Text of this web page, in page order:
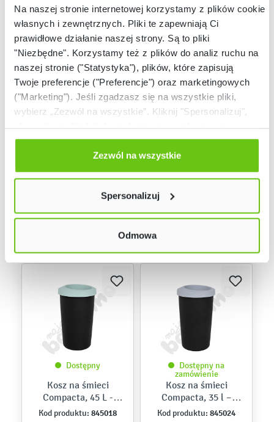
Na naszej stronie internetowej korzystamy z plików cookie:
własnych i zewnętrznych. Pliki te zapewniają Ci
prawidłowe działanie naszej strony. Są to pliki
"Niezbędne". Korzystamy też z plików do analiz ruchu na
naszej stronie ("Statystyka"), plików, które zapisują
Twoje preferencje ("Preferencje") oraz marketingowych
("Marketing"). Jeśli zgadzasz się na wszystkie pliki,
wybierz „Zezwól na wszystkie”. Kliknij "Spersonalizuj",
Odmów zgody poprzez przycisk „Odmowa”. Wtedy
użyjemy tylko plików niezbędnych dla naszej strony.
Twój wybór możesz zmienić przez kliknięcie przycisku w
Polityce prywatności
Zezwól na wszystkie
Spersonalizuj
Odmowa
Dostępny
Kosz na śmieci
Compacta, 35 l –
niebieski pastelowy
845023
Dostępny
Kosz na śmieci
Compacta, 45 L -
niebieski pastelowy
Kod produktu:
Dostępny
Kosz na śmieci
Compacta, 45 L -
zielony pastelowy
Kod produktu: 845018
Dostępny na
zamówienie
Kosz na śmieci
Compacta, 35 l –
szary pastelowy
Kod produktu: 845024